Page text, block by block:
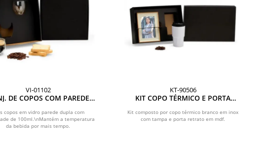
VI-01102
DE COPOS COM PAREDE
copos em vidro parede dupla com
de 100ml.\nMantém a temperatura
da bebida por mais tempo.
KT-90506
KIT COPO TÉRMICO E PORTA
Kit composto por copo térmico branco em inox
com tampa e porta retrato em mdf.